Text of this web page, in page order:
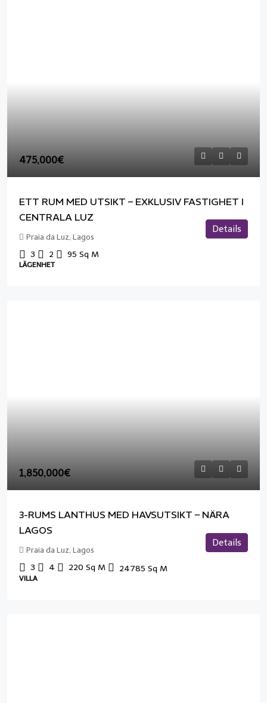
475,000€
ETT RUM MED UTSIKT – EXKLUSIV FASTIGHET I
CENTRALA LUZ
Praia da Luz, Lagos
3 2 95 Sq M
LÄGENHET
Details
1,850,000€
3-RUMS LANTHUS MED HAVSUTSIKT – NÄRA
LAGOS
Praia da Luz, Lagos
3 4 220 Sq M 24785 Sq M
VILLA
Details